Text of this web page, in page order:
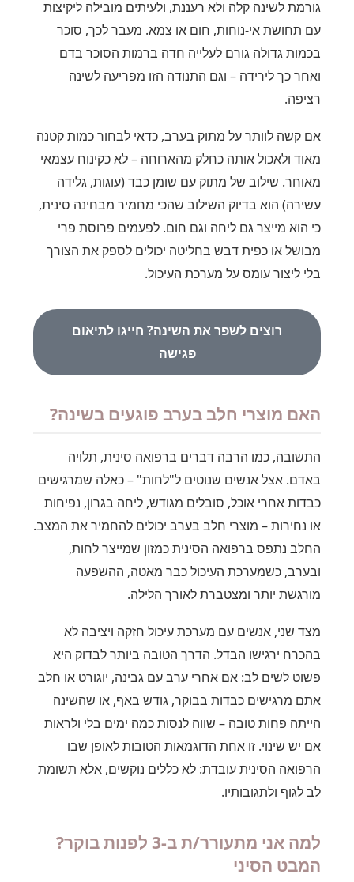
גורמת לשינה קלה ולא רעננת, ולעיתים מובילה ליקיצות
עם תחושת אי-נוחות, חום או צמא. מעבר לכך, סוכר
בכמות גדולה גורם לעלייה חדה ברמות הסוכר בדם
ואחר כך לירידה – וגם התנודה הזו מפריעה לשינה
רציפה.
אם קשה לוותר על מתוק בערב, כדאי לבחור כמות קטנה
מאוד ולאכול אותה כחלק מהארוחה – לא כקינוח עצמאי
מאוחר. שילוב של מתוק עם שומן כבד (עוגות, גלידה
עשירה) הוא בדיוק השילוב שהכי מחמיר מבחינה סינית,
כי הוא מייצר גם ליחה וגם חום. לפעמים פרוסת פרי
מבושל או כפית דבש בחליטה יכולים לספק את הצורך
בלי ליצור עומס על מערכת העיכול.
רוצים לשפר את השינה? חייגו לתיאום
פגישה
האם מוצרי חלב בערב פוגעים בשינה?
התשובה, כמו הרבה דברים ברפואה סינית, תלויה
באדם. אצל אנשים שנוטים ל"לחות" – כאלה שמרגישים
כבדות אחרי אוכל, סובלים מגודש, ליחה בגרון, נפיחות
או נחירות – מוצרי חלב בערב יכולים להחמיר את המצב.
החלב נתפס ברפואה הסינית כמזון שמייצר לחות,
ובערב, כשמערכת העיכול כבר מאטה, ההשפעה
מורגשת יותר ומצטברת לאורך הלילה.
מצד שני, אנשים עם מערכת עיכול חזקה ויציבה לא
בהכרח ירגישו הבדל. הדרך הטובה ביותר לבדוק היא
פשוט לשים לב: אם אחרי ערב עם גבינה, יוגורט או חלב
אתם מרגישים כבדות בבוקר, גודש באף, או שהשינה
הייתה פחות טובה – שווה לנסות כמה ימים בלי ולראות
אם יש שינוי. זו אחת הדוגמאות הטובות לאופן שבו
הרפואה הסינית עובדת: לא כללים נוקשים, אלא תשומת
לב לגוף ולתגובותיו.
למה אני מתעורר/ת ב-3 לפנות בוקר?
המבט הסיני